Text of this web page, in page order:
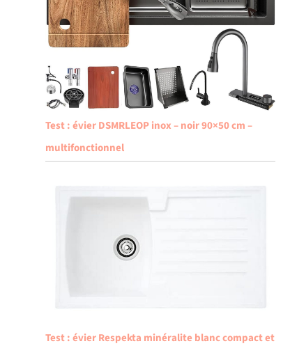
Test : évier DSMRLEOP inox – noir 90×50 cm –
multifonctionnel
Test : évier Respekta minéralite blanc compact et